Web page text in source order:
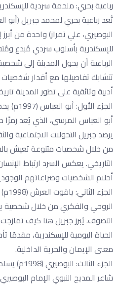
رباعية بحري: ملحمة سردية
تُعد رباعية بحري لمحمد جبريل (أبو
البوصيري، علي تمراز) واحدة من أبرز
للإسكندرية بأسلوب سردي مُبدع
الرباعية أن يحول المدينة إلى
تتشابك تفاصيلها مع أقدار
أدبية وثائقية على تطور المدينة
الجزء
أبو العباس المرسي، الذي يُعد رمزًا
يرصد جبريل التحولات الاجتماعية
من خلال شخصيات متنوعة تعيش
التاريخي. يعكس السرد ارتباط
أحلام الشخصيات وصراعاتهم
الروحي والفكري من خلال شخصية
التصوف. يُبرز جبريل هنا كيف
الحياة اليومية للإسكندرية،
معنى الإيمان والحرية الداخلية.
الجزء
شاعر المديح النبوي الإمام